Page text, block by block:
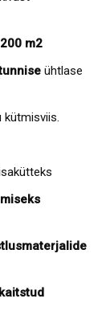
m2
ühtlase
kaitstud